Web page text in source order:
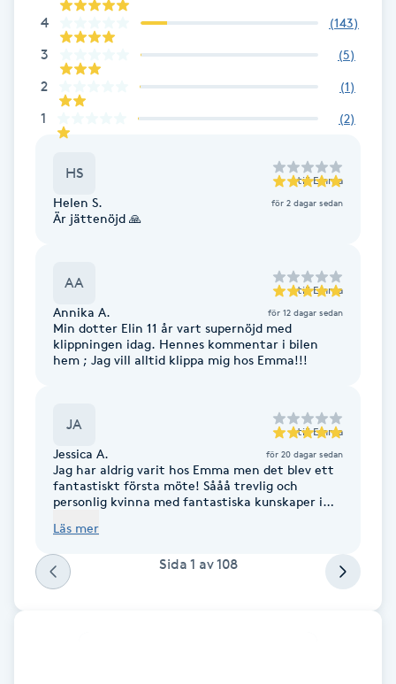
Dermapen
Diamantslipning
Enzympeeling
Eyeliner-tatuering
Face framing
Fet hårbotten
Fettreducering
Fibromassage
Fillers
4 (143)
3 (5)
2 (1)
1 (2)
HS till Emma
Helen S. för 2 dagar sedan
Är jättenöjd 🙏
AA till Emma
Annika A. för 12 dagar sedan
Min dotter Elin 11 år vart supernöjd med
klippningen idag. Hennes kommentar i bilen
hem ; Jag vill alltid klippa mig hos Emma!!!
JA till Emma
Jessica A. för 20 dagar sedan
Jag har aldrig varit hos Emma men det blev ett
fantastiskt första möte! Sååå trevlig och
personlig kvinna med fantastiska kunskaper i
kände mig helt trygg med håret i Emmas
Jag hade blekt håret hemma själv med
tvivelaktigt resultat. Emma fixade bort allt gult
Läs mer
Sida 1 av108